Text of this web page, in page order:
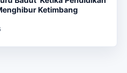
Ketimbang